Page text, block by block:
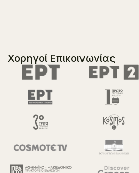
Χορηγοί Επικοινωνίας